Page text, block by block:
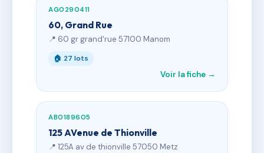
AG0290411
60, Grand Rue
📍 60 gr grand'rue 57100 Manom
🏠 27 lots
Voir la fiche →
AB0189605
125 AVenue de Thionville
📍 125A av de thionville 57050 Metz